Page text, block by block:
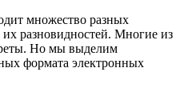
множество разных
разновидностей. Многие из
Но мы выделим
формата электронных